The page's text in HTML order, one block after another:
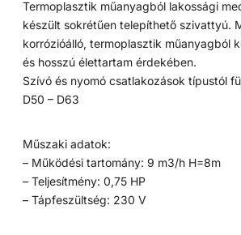
Termoplasztik műanyagból lakossági
készült sokrétűen telepíthető szivattyú.
korrózióálló, termoplasztik műanyagból
és hosszú élettartam érdekében.
Szívó és nyomó csatlakozások típustól
D50 – D63
Műszaki adatok:
– Működési tartomány: 9 m3/h H=8m
– Teljesítmény: 0,75 HP
– Tápfeszültség: 230 V